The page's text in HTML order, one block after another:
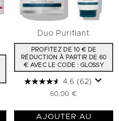
Duo Purifiant
PROFITEZ DE 10 € DE
RÉDUCTION À PARTIR DE 60
€ AVEC LE CODE : GLOSSY
4.6 (62)
60,00 €
AJOUTER AU